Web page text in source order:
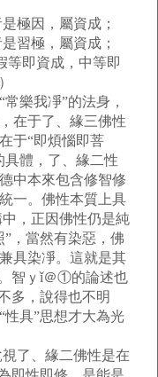
極因，屬資成；
習極，屬資成；
即資成，中等即
樂我凈”的法身，
在于了、緣三佛性
于“即煩惱即菩
具體，了、緣二性
中本來包含修智修
一。佛性本質上具
，正因佛性仍是純
，當然有染惡，佛
具染凈。這就是其
智ｙǐ＠①的論述也
多，說得也不明
具”思想才大為光
了、緣二佛性是在